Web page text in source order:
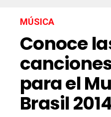
MÚSICA
Conoce
para el
Brasil